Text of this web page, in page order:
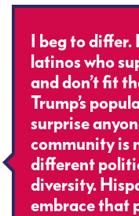
I beg to differ.
latinos who
and don’t fit
Trump’s
surprise
community is
different
diversity.
embrace that